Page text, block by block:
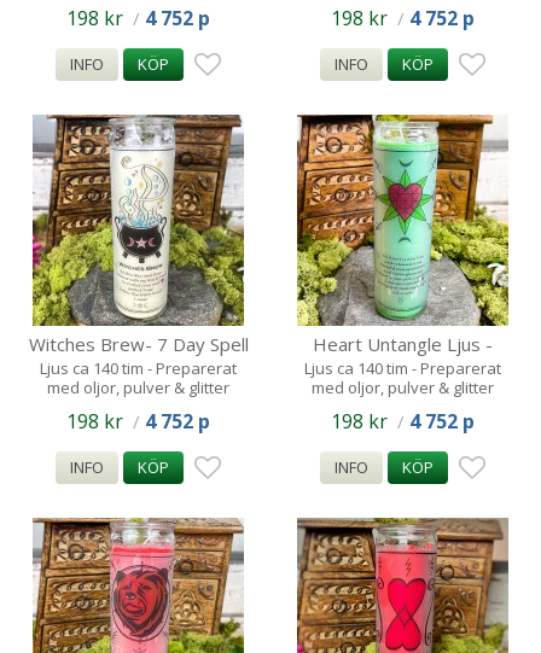
198 kr / 4 752 p
INFO KÖP
198 kr / 4 752 p
INFO KÖP
Witches Brew- 7 Day Spell
Candle - 140tim
Ljus ca 140 tim - Preparerat
med oljor, pulver & glitter
198 kr / 4 752 p
INFO KÖP
Heart Untangle Ljus -
140tim
Ljus ca 140 tim - Preparerat
med oljor, pulver & glitter
198 kr / 4 752 p
INFO KÖP